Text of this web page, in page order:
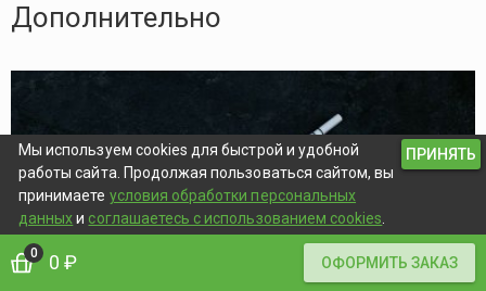
Дополнительно
0 0 ₽ ОФОРМИТЬ ЗАКАЗ
Мы используем cookies для быстрой и удобной
работы сайта. Продолжая пользоваться сайтом, вы
принимаете условия обработки персональных
данныхи соглашаетесь с использованием cookies
ПРИНЯТЬ